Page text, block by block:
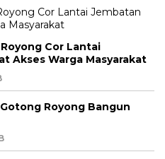
Cor Lantai
Akses Warga Masyarakat
Royong Bangun